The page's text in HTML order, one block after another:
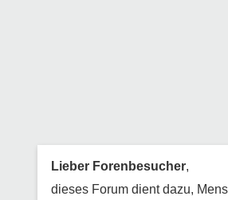
Lieber Forenbesucher,
dieses Forum dient dazu,